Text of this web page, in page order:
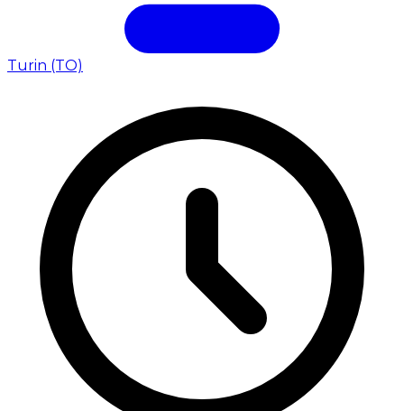
Turin (TO)